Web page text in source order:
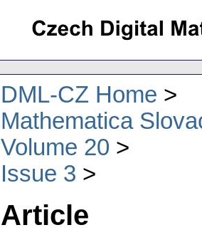
DML-CZ Home
Mathematica
Volume 20
Issue 3
Article